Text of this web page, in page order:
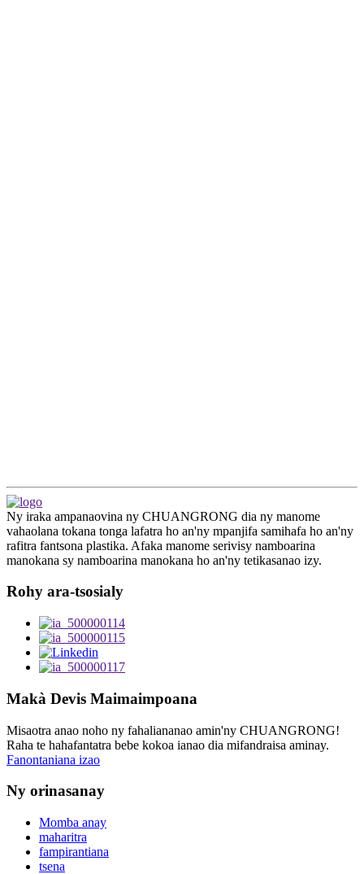
Ny iraka ampanaovina ny CHUANGRONG dia ny manome
vahaolana tokana tonga lafatra ho an'ny mpanjifa samihafa ho an'ny
rafitra fantsona plastika. Afaka manome serivisy namboarina
manokana sy namboarina manokana ho an'ny tetikasanao izy.
Rohy ara-tsosialy
Makà Devis Maimaimpoana
Misaotra anao noho ny fahaliananao amin'ny CHUANGRONG!
Raha te hahafantatra bebe kokoa ianao dia mifandraisa aminay.
Fanontaniana izao
Ny orinasanay
Momba anay
maharitra
fampirantiana
tsena